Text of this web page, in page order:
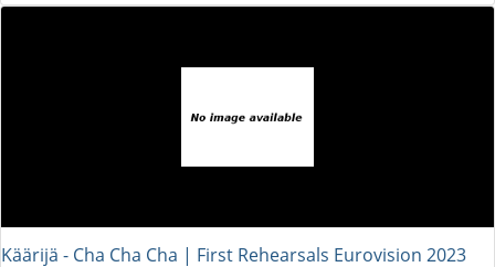
Käärijä - Cha Cha Cha | First Rehearsals Eurovision 2023